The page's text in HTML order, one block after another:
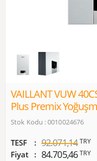
VAILLANT VUW
Plus Premix
Stok Kodu : 0010024676
TESF 92.071,14 TRY
Fiyat 84.705,46 TRY